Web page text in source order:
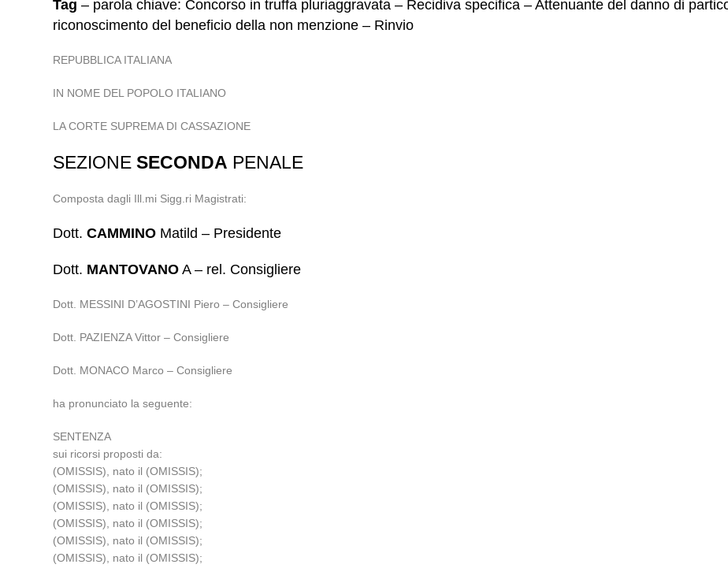
Tag – parola chiave: Concorso in truffa pluriaggravata – Recidiva specifica – Attenuante del danno di
riconoscimento del beneficio della non menzione – Rinvio
REPUBBLICA ITALIANA
IN NOME DEL POPOLO ITALIANO
LA CORTE SUPREMA DI CASSAZIONE
SEZIONESECONDA PENALE
Composta dagli Ill.mi Sigg.ri Magistrati:
Dott.CAMMINO Matild – Presidente
Dott. MANTOVANO A – rel. Consigliere
Dott. MESSINI D’AGOSTINI Piero – Consigliere
Dott. PAZIENZA Vittor – Consigliere
Dott. MONACO Marco – Consigliere
ha pronunciato la seguente:
SENTENZA
sui ricorsi proposti da:
(OMISSIS), nato il (OMISSIS);
(OMISSIS), nato il (OMISSIS);
(OMISSIS), nato il (OMISSIS);
(OMISSIS), nato il (OMISSIS);
(OMISSIS), nato il (OMISSIS);
(OMISSIS), nato il (OMISSIS);